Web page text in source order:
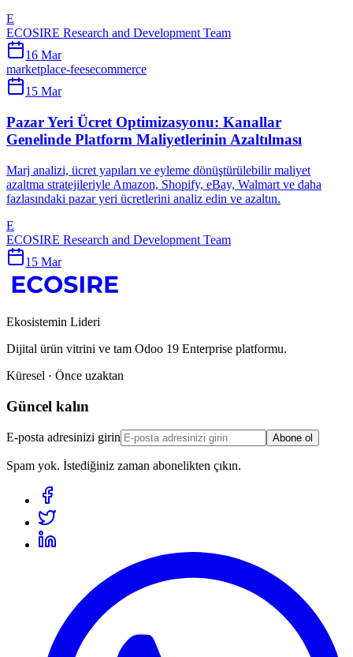
E
ECOSIRE Research and Development Team
16 Mar
marketplace-feesecommerce
15 Mar
Pazar Yeri Ücret Optimizasyonu: Kanallar
Genelinde Platform Maliyetlerinin Azaltılması
Marj analizi, ücret yapıları ve eyleme dönüştürülebilir maliyet
azaltma stratejileriyle Amazon, Shopify, eBay, Walmart ve daha
fazlasındaki pazar yeri ücretlerini analiz edin ve azaltın.
E
ECOSIRE Research and Development Team
15 Mar
Ekosistemin Lideri
Dijital ürün vitrini ve tam Odoo 19 Enterprise platformu.
Küresel · Önce uzaktan
Güncel kalın
E-posta adresinizi girin Abone ol
Spam yok. İstediğiniz zaman abonelikten çıkın.